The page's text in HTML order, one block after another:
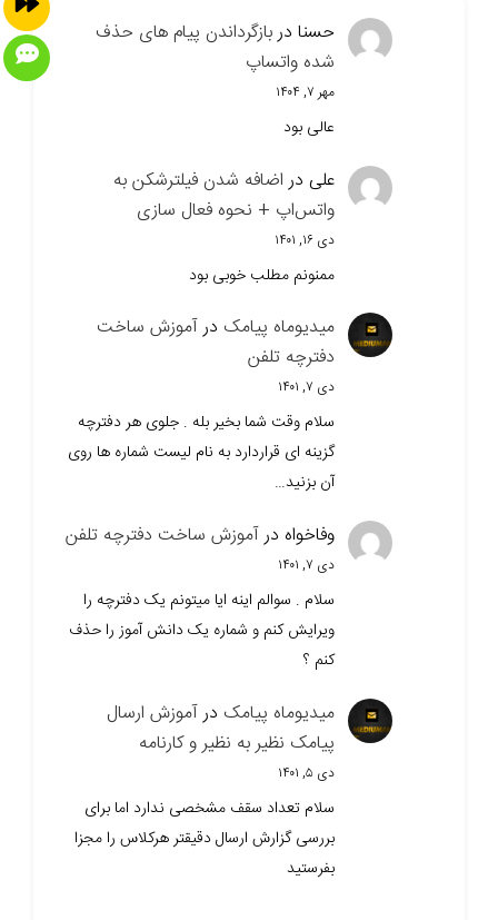
حسنا دربازگرداندن پیام های حذف
شده واتساپ
مهر ۷, ۱۴۰۴
عالی بود
علی دراضافه شدن فیلترشکن به
واتس‌اپ + نحوه فعال سازی
دی ۱۶, ۱۴۰۱
ممنونم مطلب خوبی بود
میدیوماه پیامک درآموزش ساخت
دفترچه تلفن
دی ۷, ۱۴۰۱
سلام وقت شما بخیر بله . جلوی هر دفترچه
گزینه ای قراردارد به نام لیست شماره ها روی
آن بزنید…
وفاخواه درآموزش ساخت دفترچه تلفن
دی ۷, ۱۴۰۱
سلام . سوالم اینه ایا میتونم یک دفترچه را
ویرایش کنم و شماره یک دانش آموز را حذف
کنم ؟
میدیوماه پیامک درآموزش ارسال
پیامک نظیر به نظیر و کارنامه
دی ۵, ۱۴۰۱
سلام تعداد سقف مشخصی ندارد اما برای
بررسی گزارش ارسال دقیقتر هرکلاس را مجزا
بفرستید